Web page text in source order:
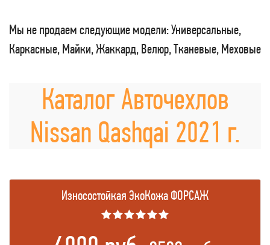
Мы не продаем следующие модели: Универсальные,
Каркасные, Майки, Жаккард, Велюр, Тканевые, Меховые
Каталог Авточехлов
Nissan Qashqai 2021 г.
Износостойкая ЭкоКожа ФОРСАЖ
★★★★★★